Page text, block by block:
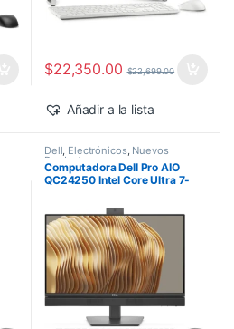
$22,350.00 $22,699.00
Añadir a la lista
Dell, Electrónicos, Nuevos
Productos
Computadora Dell Pro AIO
QC24250 Intel Core Ultra 7-
Windows 11 Pro